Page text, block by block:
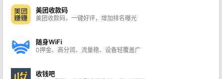
美团收款码
美团收款码，一键好评，增加排名曝光
随身WiFi
0押金、高分润、流量稳、设备轻覆盖广
收钱吧